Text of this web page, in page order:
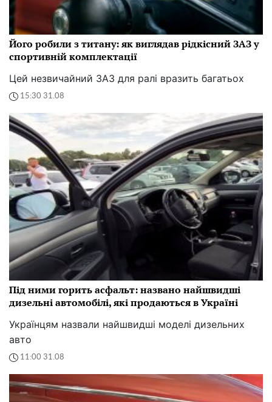
Його робили з титану: як виглядав рідкісний ЗАЗ у
спортивній комплектації
Цей незвичайний ЗАЗ для ралі вразить багатьох
15:30 31.08
Під ними горить асфальт: названо найшвидші
дизельні автомобілі, які продаються в Україні
Українцям назвали найшвидші моделі дизельних
авто
11:00 31.08